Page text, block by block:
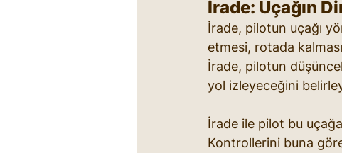
İrade: Uçağın
İrade, pilotun uçağı
etmesi, rotada
İrade, pilotun
yol izleyeceğini
İrade ile pilot bu
Kontrollerini buna